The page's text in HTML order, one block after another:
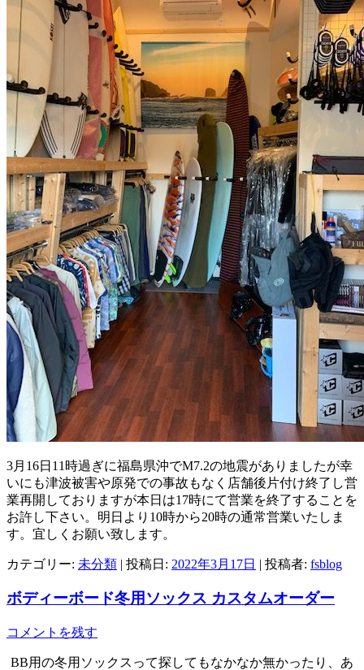
3月16日11時過ぎに福島県沖でM7.2の地震がありましたが幸
いにも津波被害や原発での事故もなく店舗後片付け終了し営
業再開しておりますが本日は17時にて営業を終了することを
お許し下さい。明日より10時から20時の通常営業いたしま
す。宜しくお願い致します。
カテゴリー: 未分類 | 投稿日: 2022年3月17日 | 投稿者: fsblog
ボディーボード冬用ソックス カスタムオーダー
コメントを残す
BB用の冬用ソックスって探してもなかなか無かったり、あ